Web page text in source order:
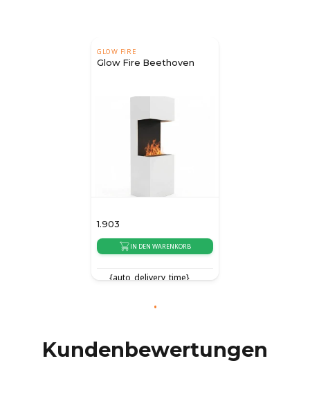
GLOW FIRE
Glow Fire Beethoven
1.903
IN DEN WARENKORB
{auto_delivery_time}
Kundenbewertungen